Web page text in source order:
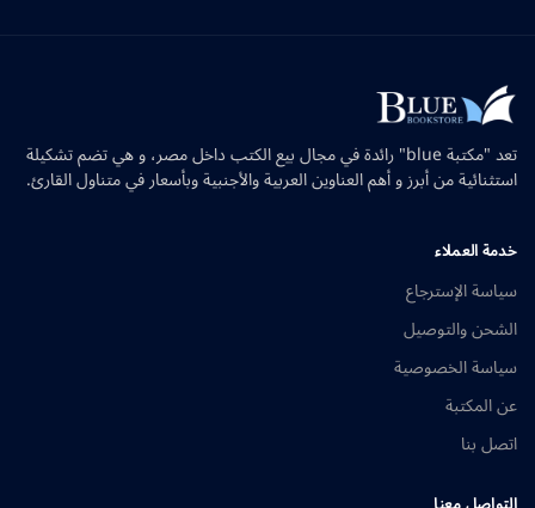
تعد "مكتبة blue" رائدة في مجال بيع الكتب داخل مصر، و هي تضم تشكيلة
استثنائية من أبرز و أهم العناوين العربية والأجنبية وبأسعار في متناول القارئ.
خدمة العملاء
سياسة الإسترجاع
الشحن والتوصيل
سياسة الخصوصية
عن المكتبة
اتصل بنا